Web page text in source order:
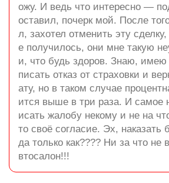
ожу. И ведь что интересно —
оставил, почерк мой. После
л, захотел отменить эту
е получилось, они мне такую
и, что будь здоров. Знаю, имею
писать отказ от страховки и
ату, но в таком случае
ится выше в три раза. И самое
исать жалобу некому и не на
то своё согласие. Эх, наказать
да только как???? Ни за что не
втосалон!!!